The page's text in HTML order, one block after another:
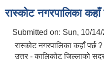
रास्कोट नगरपालिका कहाँ
Submitted on: Sun, 10/
रास्कोट नगरपालिका कहाँ पर्छ ?
उत्तर - कालिकोट जिल्लाको